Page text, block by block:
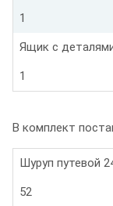
1
Ящик с
1
В комплект
Шуруп путевой
52